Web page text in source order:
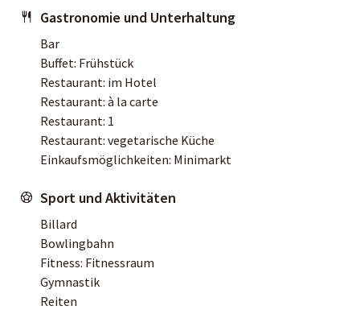
Gastronomie und Unterhaltung
Bar
Buffet: Frühstück
Restaurant: im Hotel
Restaurant: à la carte
Restaurant: 1
Restaurant: vegetarische Küche
Einkaufsmöglichkeiten: Minimarkt
Sport und Aktivitäten
Billard
Bowlingbahn
Fitness: Fitnessraum
Gymnastik
Reiten